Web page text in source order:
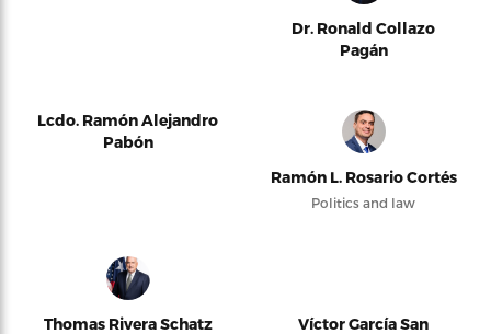
Dr. Ronald Collazo
Pagán
Lcdo. Ramón Alejandro
Pabón
Ramón L. Rosario Cortés
Politics and law
Thomas Rivera Schatz
Víctor García San